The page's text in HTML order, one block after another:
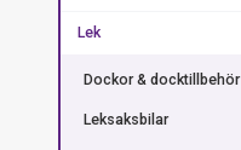
Lek
Dockor & docktillbehör
Leksaksbilar